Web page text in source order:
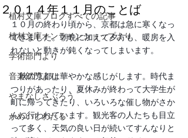
植村文庫ブログすべての記事
植村文庫オンラインショップより
学術部門より
音楽部門より
やまなしさぶろう
かめいしわたる
２０１４年１１月のことば
１０月の終わり頃から、京都は急に寒くなっ
てきました。朝晩に加えて夕方も、暖房を入
れないと動きが鈍くなってしまいます。
秋の京都は華やかな感じがします。時代ま
つりがあったり、夏休みが終わって大学生が
町に帰ってきたり、いろいろな催し物がさか
んに行われています。観光客の人たちも目立
って多く、天気の良い日が続いてすんなりと